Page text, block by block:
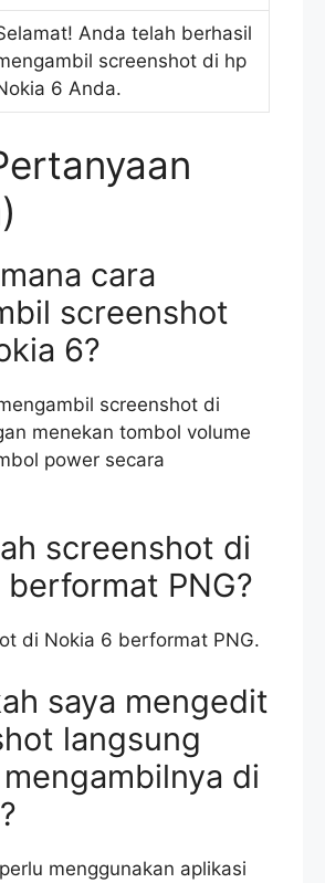
Anda telah berhasil
screenshot di hp
6 Anda.
cara
screenshot
6?
screenshot di
menekan tombol volume
power secara
screenshot di
PNG?
di Nokia 6 berformat PNG.
saya mengedit
langsung
di
menggunakan aplikasi